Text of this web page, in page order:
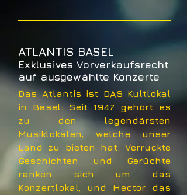
ATLANTIS BASEL
Exklusives Vorverkaufsrecht
auf ausgewählte Konzerte
Das Atlantis ist DAS Kultlokal
in Basel: Seit 1947 gehört es
zu den legendärsten
Musiklokalen, welche unser
Land zu bieten hat. Verrückte
Geschichten und Gerüchte
ranken sich um das
Konzertlokal, und Hector das